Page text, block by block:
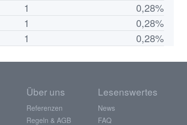
1
0,28%
1
0,28%
1 0,28%
Über uns
Referenzen
Regeln & AGB
Lesenswertes
News
FAQ